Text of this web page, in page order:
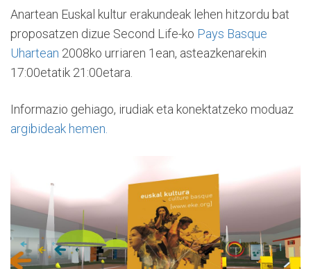
Anartean Euskal kultur erakundeak lehen hitzordu bat
proposatzen dizue Second Life-ko Pays Basque
Uhartean 2008ko urriaren 1ean, asteazkenarekin
17:00etatik 21:00etara.
Informazio gehiago, irudiak eta konektatzeko moduaz
argibideak hemen.